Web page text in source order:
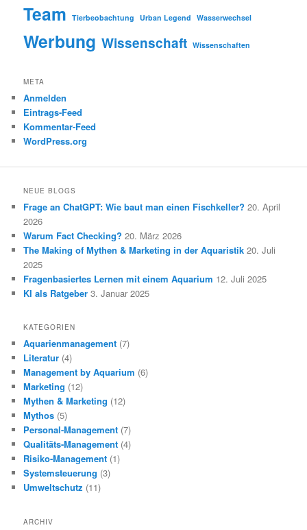
Team Tierbeobachtung Urban Legend Wasserwechsel
Werbung Wissenschaft Wissenschaften
META
Anmelden
Eintrags-Feed
Kommentar-Feed
WordPress.org
NEUE BLOGS
Frage an ChatGPT: Wie baut man einen Fischkeller? 20. April
2026
Warum Fact Checking? 20. März 2026
The Making of Mythen & Marketing in der Aquaristik 20. Juli
2025
Fragenbasiertes Lernen mit einem Aquarium 12. Juli 2025
KI als Ratgeber 3. Januar 2025
KATEGORIEN
Aquarienmanagement (7)
Literatur (4)
Management by Aquarium (6)
Marketing (12)
Mythen & Marketing (12)
Mythos (5)
Personal-Management (7)
Qualitäts-Management (4)
Risiko-Management (1)
Systemsteuerung (3)
Umweltschutz (11)
ARCHIV